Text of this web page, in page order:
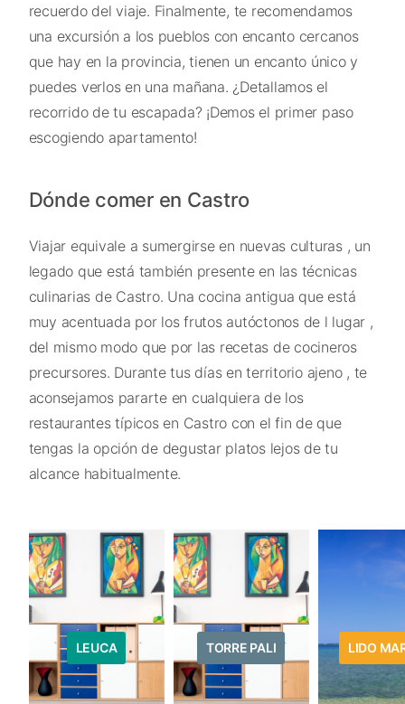
recuerdo del viaje. Finalmente, te recomendamos
una excursión a los pueblos con encanto cercanos
que hay en la provincia, tienen un encanto único y
puedes verlos en una mañana. ¿Detallamos el
recorrido de tu escapada? ¡Demos el primer paso
escogiendo apartamento!
Dónde comer en Castro
Viajar equivale a sumergirse en nuevas culturas , un
legado que está también presente en las técnicas
culinarias de Castro. Una cocina antigua que está
muy acentuada por los frutos autóctonos de l lugar ,
del mismo modo que por las recetas de cocineros
precursores. Durante tus días en territorio ajeno , te
aconsejamos pararte en cualquiera de los
restaurantes típicos en Castro con el fin de que
tengas la opción de degustar platos lejos de tu
alcance habitualmente.
LEUCA TORRE PALI LIDO